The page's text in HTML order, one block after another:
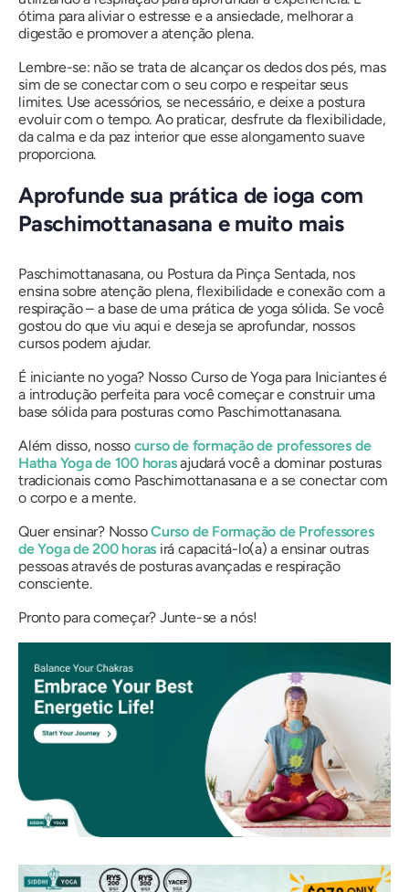
ótima para aliviar o estresse e a ansiedade, melhorar a
digestão e promover a atenção plena.
Lembre-se: não se trata de alcançar os dedos dos pés, mas
sim de se conectar com o seu corpo e respeitar seus
limites. Use acessórios, se necessário, e deixe a postura
evoluir com o tempo. Ao praticar, desfrute da flexibilidade,
da calma e da paz interior que esse alongamento suave
proporciona.
Aprofunde sua prática de ioga com
Paschimottanasana e muito mais
Paschimottanasana, ou Postura da Pinça Sentada, nos
ensina sobre atenção plena, flexibilidade e conexão com a
respiração – a base de uma prática de yoga sólida. Se você
gostou do que viu aqui e deseja se aprofundar, nossos
cursos podem ajudar.
É iniciante no yoga? Nosso Curso de Yoga para Iniciantes é
a introdução perfeita para você começar e construir uma
base sólida para posturas como Paschimottanasana.
Além disso, nosso curso de formação de professores de
Hatha Yoga de 100 horasajudará você a dominar posturas
tradicionais como Paschimottanasana e a se conectar com
o corpo e a mente.
Quer ensinar? NossoCurso de Formação de Professores
de Yoga de 200 horas irá capacitá-lo(a) a ensinar outras
pessoas através de posturas avançadas e respiração
consciente.
Pronto para começar? Junte-se a nós!